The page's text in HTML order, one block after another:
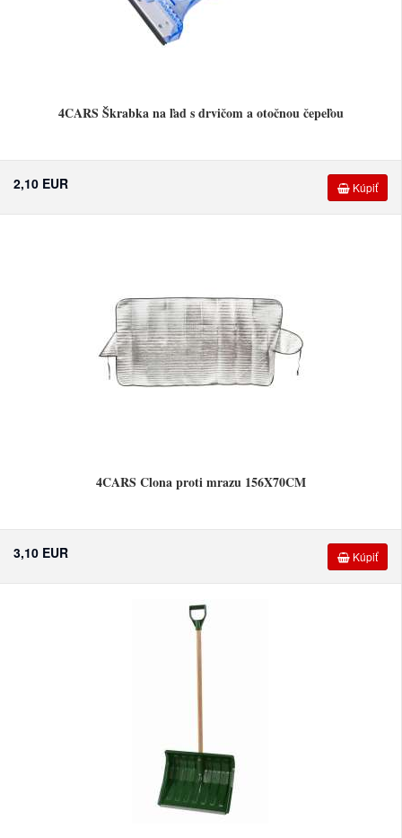
4CARS Škrabka na ľad s drvičom a otočnou čepeľou
Kúpiť
2,10 EUR
4CARS Clona proti mrazu 156X70CM
Kúpiť
3,10 EUR